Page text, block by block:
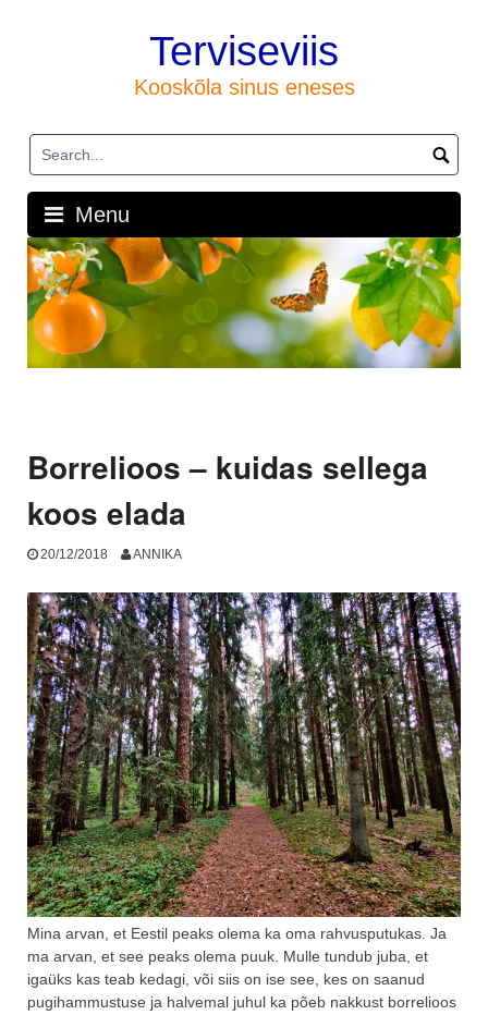
Terviseviis
Kooskõla sinus eneses
Menu
Borrelioos – kuidas sellega
koos elada
20/12/2018 ANNIKA
Mina arvan, et Eestil peaks olema ka oma rahvusputukas. Ja
ma arvan, et see peaks olema puuk. Mulle tundub juba, et
igaüks kas teab kedagi, või siis on ise see, kes on saanud
pugihammustuse ja halvemal juhul ka põeb nakkust borrelioos